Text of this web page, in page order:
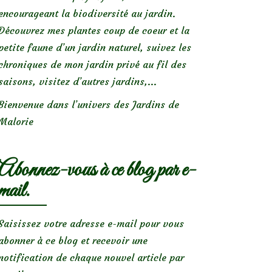
la biodiversité au jardin.
mes plantes coup de coeur et la
faune d’un jardin naturel, suivez les
de mon jardin privé au fil des
visitez d’autres jardins,...
dans l’univers des Jardins de
vous à ce blog par e-
votre adresse e-mail pour vous
à ce blog et recevoir une
de chaque nouvel article par